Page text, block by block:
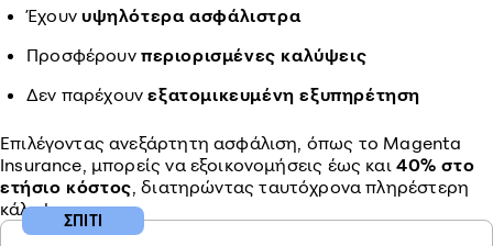
Έχουνυψηλότερα ασφάλιστρα
Προσφέρουν περιορισμένες καλύψεις
Δεν παρέχουνεξατομικευμένη εξυπηρέτηση
Επιλέγοντας ανεξάρτητη ασφάλιση, όπως το Magenta
Insurance, μπορείς να εξοικονομήσεις έως και 40% στο
ετήσιο κόστος, διατηρώντας ταυτόχρονα πληρέστερη
κάλυψη.
ΣΠΙΤΙ